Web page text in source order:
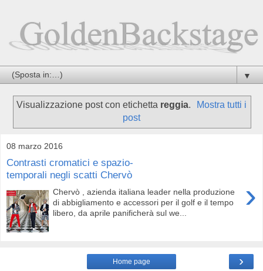
▼
Visualizzazione post con etichetta reggia.
Mostra tutti i
post
08 marzo 2016
Contrasti cromatici e spazio-
temporali negli scatti Chervò
›
Chervò , azienda italiana leader nella produzione
di abbigliamento e accessori per il golf e il tempo
libero, da aprile panificherà sul we...
›
Home page